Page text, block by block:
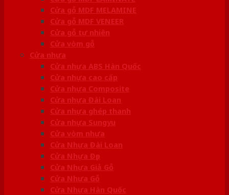
Cửa gỗ MDF MELAMINE
Cửa gỗ MDF VENEER
Cửa gỗ tự nhiên
Cửa vòm gỗ
Cửa nhựa
Cửa nhựa ABS Hàn Quốc
Cửa nhựa cao cấp
Cửa nhựa Composite
Cửa nhựa Đài Loan
Cửa nhựa ghép thanh
Cửa nhựa Sungyu
Cửa vòm nhựa
Cửa Nhựa Đài Loan
Cửa Nhựa Đẹp
Cửa Nhựa Giả Gỗ
Cửa Nhựa Gỗ
Cửa Nhựa Hàn Quốc